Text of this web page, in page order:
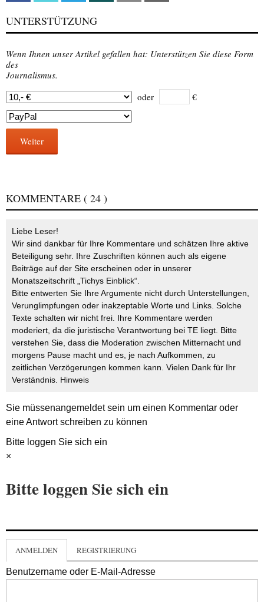
UNTERSTÜTZUNG
Wenn Ihnen unser Artikel gefallen hat: Unterstützen Sie diese Form
des
Journalismus.
oder
€
Weiter
KOMMENTARE ( 24 )
Liebe Leser!
Wir sind dankbar für Ihre Kommentare und schätzen Ihre aktive
Beteiligung sehr. Ihre Zuschriften können auch als eigene
Beiträge auf der Site erscheinen oder in unserer
Monatszeitschrift „Tichys Einblick“.
Bitte entwerten Sie Ihre Argumente nicht durch Unterstellungen,
Verunglimpfungen oder inakzeptable Worte und Links. Solche
Texte schalten wir nicht frei. Ihre Kommentare werden
moderiert, da die juristische Verantwortung bei TE liegt. Bitte
verstehen Sie, dass die Moderation zwischen Mitternacht und
morgens Pause macht und es, je nach Aufkommen, zu
zeitlichen Verzögerungen kommen kann. Vielen Dank für Ihr
Verständnis. Hinweis
Sie müssenangemeldetsein um einen Kommentar oder
eine Antwort schreiben zu können
Bitte loggen Sie sich ein
×
Bitte loggen Sie sich ein
ANMELDEN REGISTRIERUNG
Benutzername oder E-Mail-Adresse